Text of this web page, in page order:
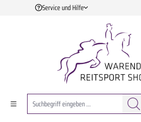
Zum Hauptinhalt springen
Service und Hilfe